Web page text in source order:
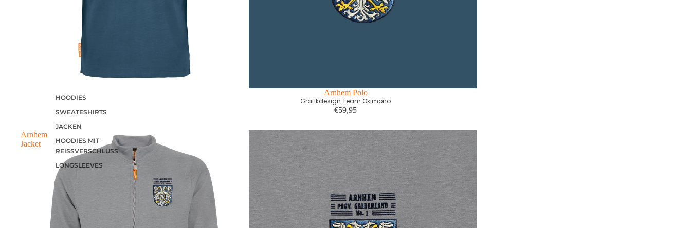
HOODIES
SWEATESHIRTS
JACKEN
HOODIES MIT
REISSVERSCHLUSS
LONGSLEEVES
Arnhem Polo
Grafikdesign Team Okimono
€59,95
Arnhem
Jacket